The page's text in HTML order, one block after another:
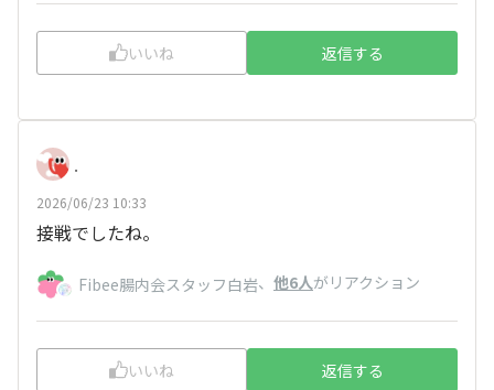
いいね 返信する
.
2026/06/23 10:33
接戦でしたね。
Fibee腸内会スタッフ白岩、 他6人がリアクション
いいね 返信する